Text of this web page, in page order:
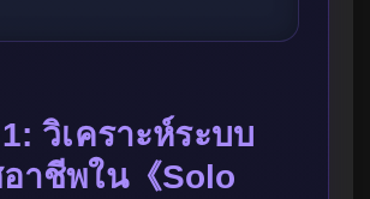
วิเคราะห์ระบบ
าชีพใน《Solo